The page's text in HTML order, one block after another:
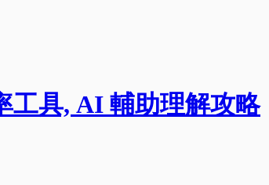
工具, AI 輔助理解攻略